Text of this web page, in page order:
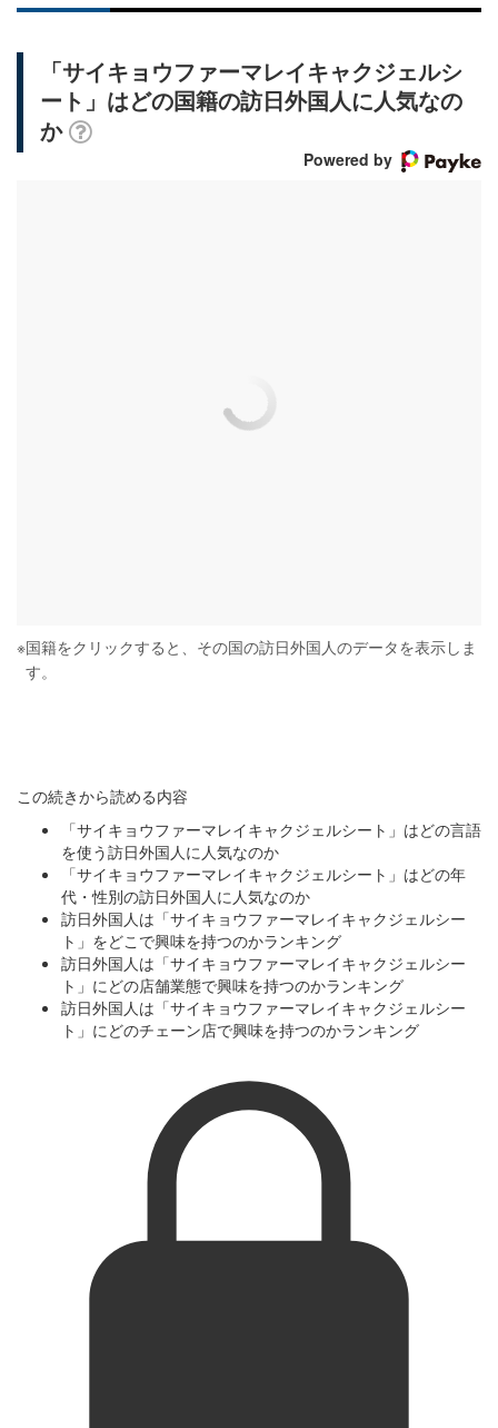
「サイキョウファーマレイキャクジェルシ
ート」はどの国籍の訪日外国人に人気なの
か
Powered by
※国籍をクリックすると、その国の訪日外国人のデータを表示しま
す。
この続きから読める内容
「サイキョウファーマレイキャクジェルシート」はどの言語
を使う訪日外国人に人気なのか
「サイキョウファーマレイキャクジェルシート」はどの年
代・性別の訪日外国人に人気なのか
訪日外国人は「サイキョウファーマレイキャクジェルシー
ト」をどこで興味を持つのかランキング
訪日外国人は「サイキョウファーマレイキャクジェルシー
ト」にどの店舗業態で興味を持つのかランキング
訪日外国人は「サイキョウファーマレイキャクジェルシー
ト」にどのチェーン店で興味を持つのかランキング